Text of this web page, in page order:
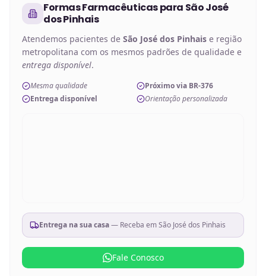
Formas Farmacêuticaspara São José
dos Pinhais
Atendemos pacientes de São José dos Pinhais e região
metropolitana com os mesmos padrões de qualidade e
entrega disponível.
Mesma qualidade
Próximo via BR-376
Entrega disponível
Orientação personalizada
Entrega na sua casa— Receba emSão José dos Pinhais
Fale Conosco